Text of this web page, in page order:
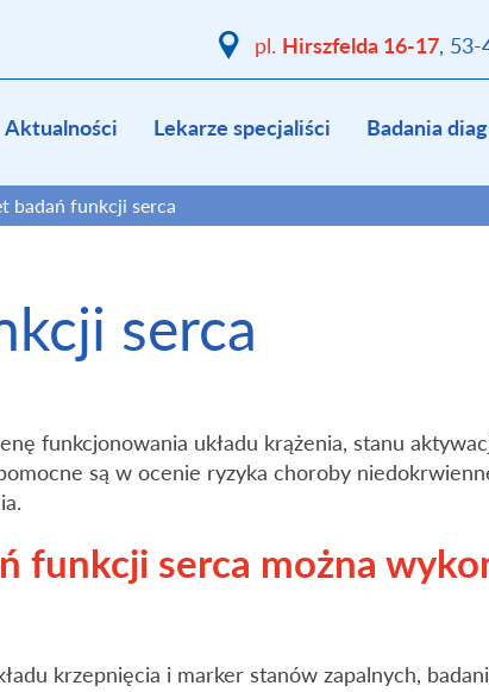
pl. Hirszfelda 16-17, 53-
Aktualności Lekarze specjaliści Badania
badań funkcji serca
serca
funkcjonowania układu krążenia, stanu
są w ocenie ryzyka choroby
funkcji serca można
krzepnięcia i marker stanów zapalnych,